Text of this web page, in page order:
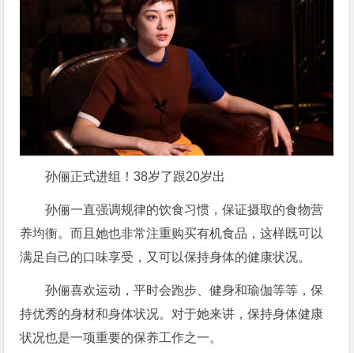
孙俪正式进组！38岁了跟20岁出
孙俪一直强调规律的饮食习惯，保证摄取的食物营
养均衡。而且她也非常注重购买有机食品，这样既可以
满足自己的口味享受，又可以保持身体的健康状况。
孙俪喜欢运动，平时会跑步、健身和瑜伽等等，保
持优秀的身材和身体状况。对于她来讲，保持身体健康
状况也是一项重要的保养工作之一。